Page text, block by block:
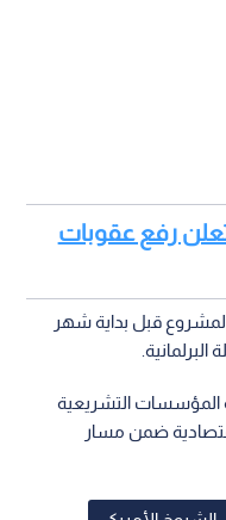
تعلن رفع عقوبات
قبل بداية شهر
المؤسسات التشريعية
ضمن مسار